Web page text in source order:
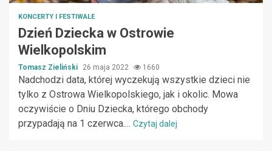
KONCERTY I FESTIWALE
Dzień Dziecka w Ostrowie
Wielkopolskim
Tomasz Zieliński 26 maja 2022 1660
Nadchodzi data, której wyczekują wszystkie dzieci nie
tylko z Ostrowa Wielkopolskiego, jak i okolic. Mowa
oczywiście o Dniu Dziecka, którego obchody
przypadają na 1 czerwca.... Czytaj dalej